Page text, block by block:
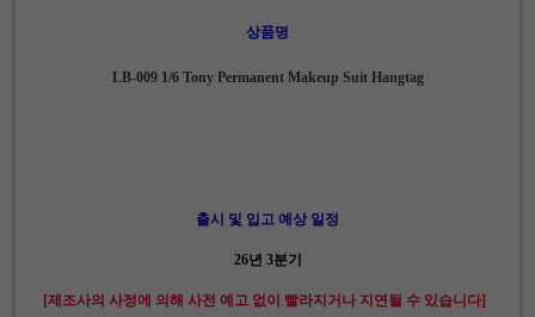
상품명
LB-009 1/6 Tony Permanent Makeup Suit Hangtag
출시 및 입고 예상 일정
26년 3분기
[제조사의 사정에 의해 사전 예고 없이 빨라지거나 지연될 수 있습니다]